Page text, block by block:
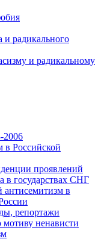
и радикального
и радикальному
2006
в Российской
проявлений
в государствах СНГ
антисемитизм в
репортажи
ненависти